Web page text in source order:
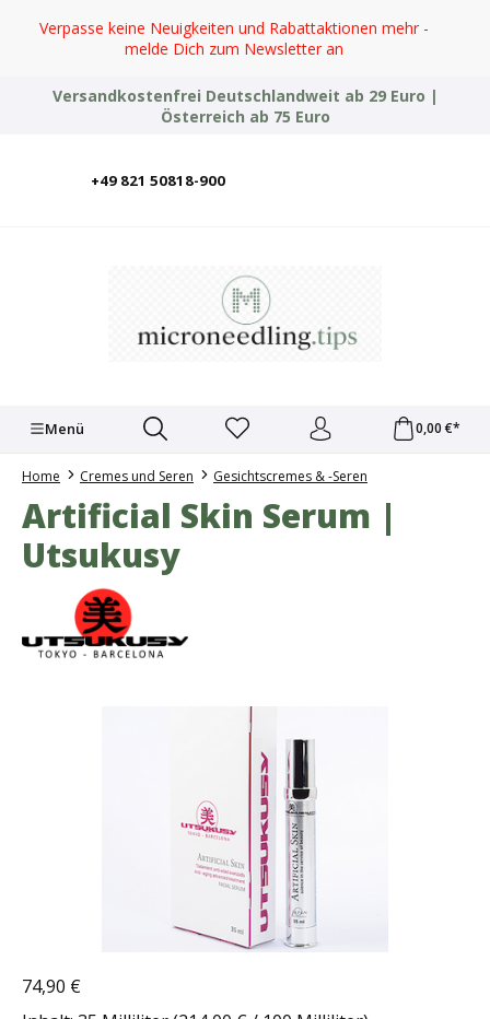
Zum Hauptinhalt springen
Verpasse keine Neuigkeiten und Rabattaktionen mehr -
melde Dich zum Newsletter an
Versandkostenfrei Deutschlandweit ab 29 Euro |
Österreich ab 75 Euro
+49 821 50818-900
Menü 0,00 €*
Home Cremes und Seren Gesichtscremes & -Seren
Artificial Skin Serum |
Utsukusy
Bildergalerie überspringen
Regulärer Preis:
74,90 €